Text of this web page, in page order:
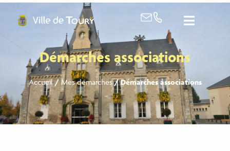
Démarches associations
Accueil/Mes démarches/Démarches associations